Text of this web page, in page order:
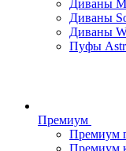
Диваны
Диваны
Диваны
Пуфы
Премиум
Премиум
Премиум